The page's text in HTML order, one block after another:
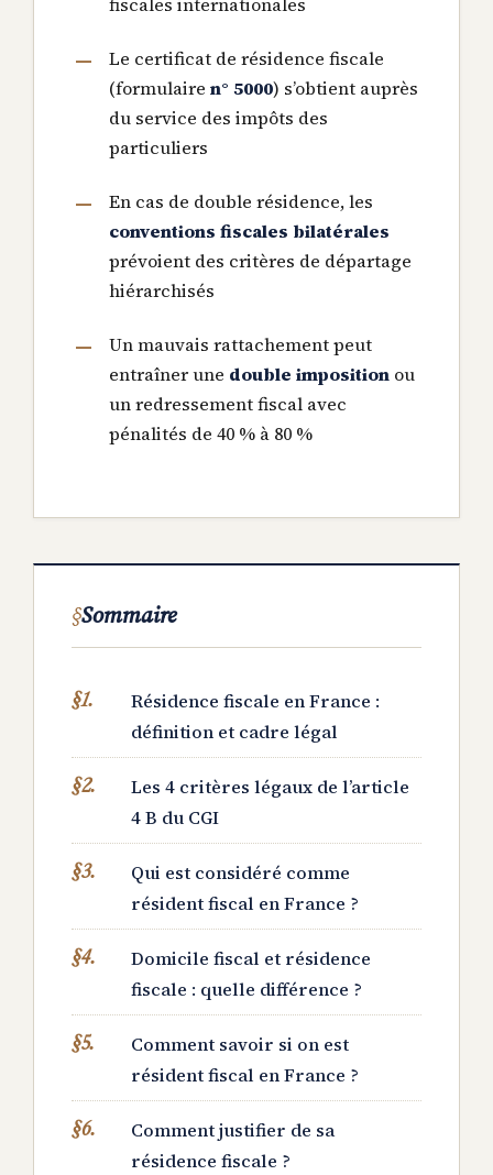
Le certificat de résidence fiscale
(formulaire n° 5000) s’obtient auprès
du service des impôts des
particuliers
En cas de double résidence, les
conventions fiscales bilatérales
prévoient des critères de départage
hiérarchisés
Un mauvais rattachement peut
entraîner une double impositionou
un redressement fiscal avec
pénalités de 40 % à 80 %
Sommaire
Résidence fiscale en France :
définition et cadre légal
Les 4 critères légaux de l’article
4 B du CGI
Qui est considéré comme
résident fiscal en France ?
Domicile fiscal et résidence
fiscale : quelle différence ?
Comment savoir si on est
résident fiscal en France ?
Comment justifier de sa
résidence fiscale ?